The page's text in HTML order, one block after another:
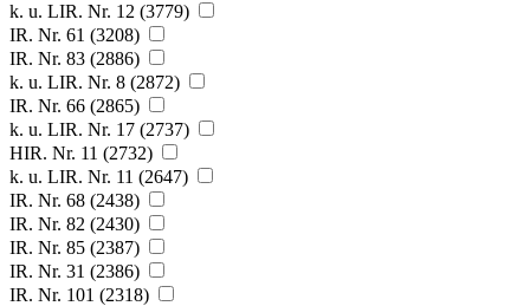
k. u. LIR. Nr. 12 (3779)
IR. Nr. 61 (3208)
IR. Nr. 83 (2886)
k. u. LIR. Nr. 8 (2872)
IR. Nr. 66 (2865)
k. u. LIR. Nr. 17 (2737)
HIR. Nr. 11 (2732)
k. u. LIR. Nr. 11 (2647)
IR. Nr. 68 (2438)
IR. Nr. 82 (2430)
IR. Nr. 85 (2387)
IR. Nr. 31 (2386)
IR. Nr. 101 (2318)